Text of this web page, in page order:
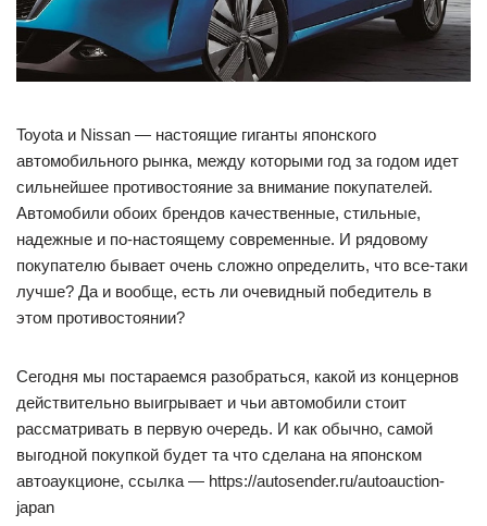
Toyota и Nissan — настоящие гиганты японского
автомобильного рынка, между которыми год за годом идет
сильнейшее противостояние за внимание покупателей.
Автомобили обоих брендов качественные, стильные,
надежные и по-настоящему современные. И рядовому
покупателю бывает очень сложно определить, что все-таки
лучше? Да и вообще, есть ли очевидный победитель в
этом противостоянии?
Сегодня мы постараемся разобраться, какой из концернов
действительно выигрывает и чьи автомобили стоит
рассматривать в первую очередь. И как обычно, самой
выгодной покупкой будет та что сделана на японском
автоаукционе, ссылка — https://autosender.ru/autoauction-
japan